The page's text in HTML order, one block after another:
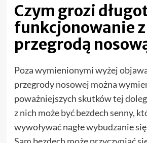
Czym grozi
funkcjonowanie
przegrodą
Poza wymienionymi wyżej
przegrody nosowej można
poważniejszych skutków tej
z nich może być bezdech senny,
wywoływać nagłe wybudzanie